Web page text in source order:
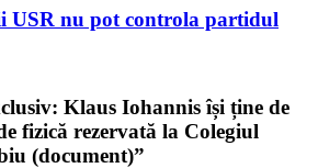
USR nu pot controla partidul
Klaus Iohannis își ține de
fizică rezervată la Colegiul
(document)”